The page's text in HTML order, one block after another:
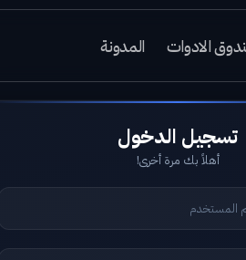
الادوات المدونة
أهلاً بك مرة أخرى!